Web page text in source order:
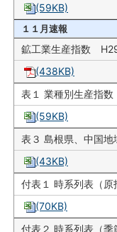
(59KB)
１１月速報
鉱工業生産指数
(438KB)
表１ 業種別生産指
(59KB)
表３ 島根県、中国
(43KB)
付表１ 時系列表（原
(70KB)
付表２ 時系列表（季